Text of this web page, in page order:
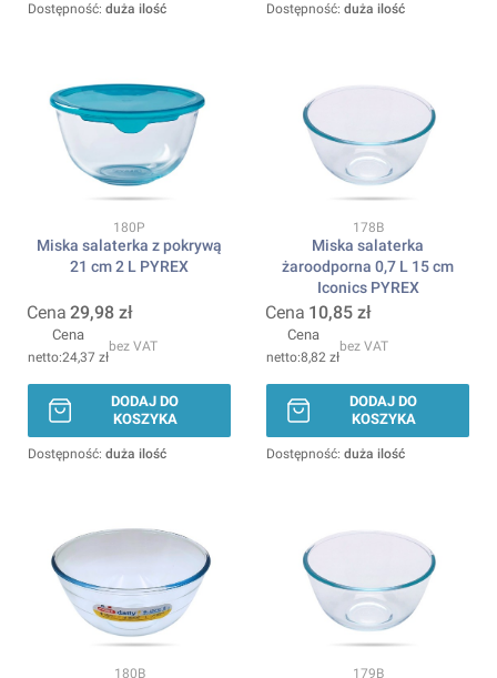
Dostępność: duża ilość Dostępność: duża ilość
Kod produktu
180P
Miska salaterka z pokrywą
21 cm 2 L PYREX
Cena 29,98 zł
Cena
24,37 zł
bez VAT
DODAJ DO
KOSZYKA
Dostępność: duża ilość
Kod produktu
178B
Miska salaterka
żaroodporna 0,7 L 15 cm
Iconics PYREX
Cena 10,85 zł
Cena
8,82 zł
bez VAT
DODAJ DO
KOSZYKA
Dostępność: duża ilość
Kod produktu
180B Kod produktu
179B